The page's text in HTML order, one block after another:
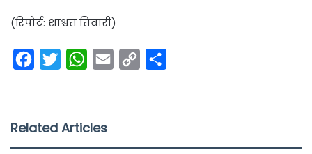
(रिपोर्ट: शाश्वत तिवारी)
e
t
W
t
Related Articles